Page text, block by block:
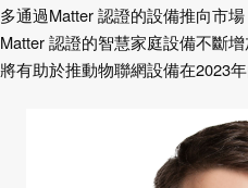
多通過Matter認證的設備推向市
Matter認證的智慧家庭設備不斷增
將有助於推動物聯網設備在2023